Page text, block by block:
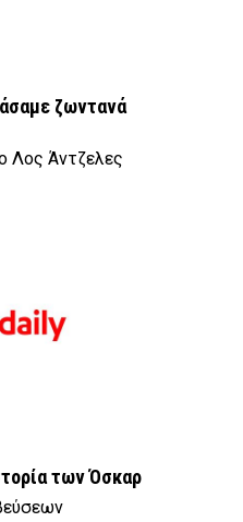
ζωντανά
Λος Άντζελες
των Όσκαρ